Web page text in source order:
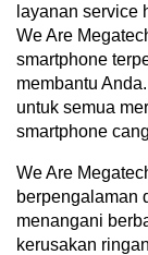
layanan service
We Are
smartphone
membantu
untuk semua
smartphone
We Are
berpengalaman
menangani
kerusakan